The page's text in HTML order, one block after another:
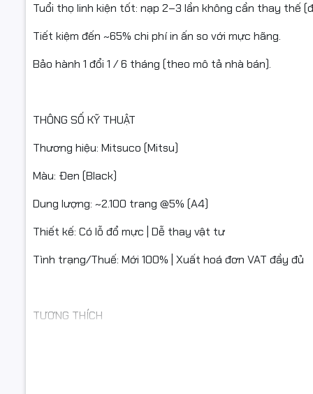
Tuổi thọ linh kiện tốt: nạp 2–3 lần không cần thay thế
Tiết kiệm đến ~65% chi phí in ấn so với mực hãng.
Bảo hành 1 đổi 1 / 6 tháng (theo mô tả nhà bán).
THÔNG SỐ KỸ THUẬT
Thương hiệu: Mitsuco (Mitsu)
Màu: Đen (Black)
Dung lượng: ~2.100 trang @5% (A4)
Thiết kế: Có lỗ đổ mực | Dễ thay vật tư
Tình trạng/Thuế: Mới 100% | Xuất hoá đơn VAT đầy đủ
TƯƠNG THÍCH
MF4820d …
CAM KẾT